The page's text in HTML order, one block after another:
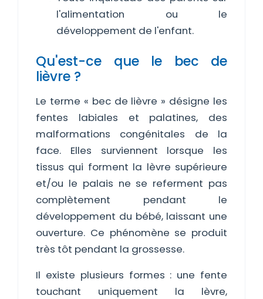
l'alimentation ou le
développement de l'enfant.
Qu'est-ce que le bec de
lièvre ?
Le terme « bec de lièvre » désigne les
fentes labiales et palatines, des
malformations congénitales de la
face. Elles surviennent lorsque les
tissus qui forment la lèvre supérieure
et/ou le palais ne se referment pas
complètement pendant le
développement du bébé, laissant une
ouverture. Ce phénomène se produit
très tôt pendant la grossesse.
Il existe plusieurs formes : une fente
touchant uniquement la lèvre,